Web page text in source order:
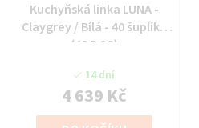
Kuchyňská linka LUNA -
Claygrey / Bílá - 40 šuplíky
(40 D 3S)
14 dní
4 639 Kč